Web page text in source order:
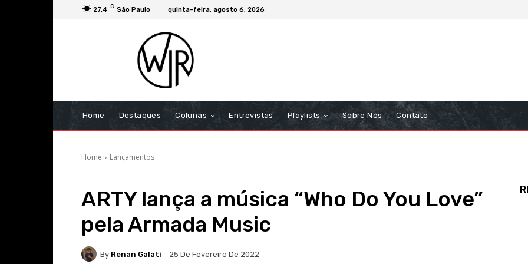
27.4 C São Paulo quinta-feira, agosto 6, 2026
Home Destaques Colunas Entrevistas Playlists Sobre Nós Contato
Home Lançamentos
ARTY lança a música “Who Do You Love”
pela Armada Music
By Renan Galati 25 De Fevereiro De 2022